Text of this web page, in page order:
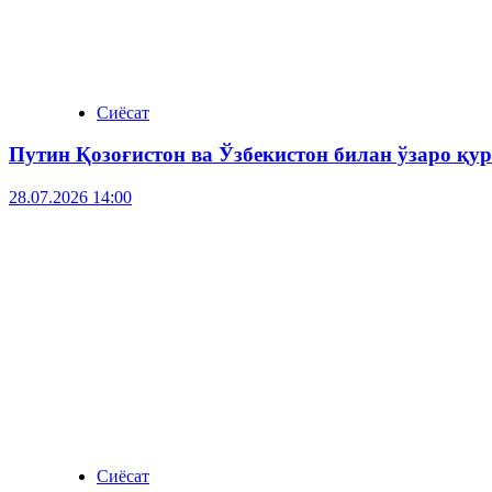
Сиёсат
Путин Қозоғистон ва Ўзбекистон билан ўзаро
28.07.2026 14:00
Сиёсат